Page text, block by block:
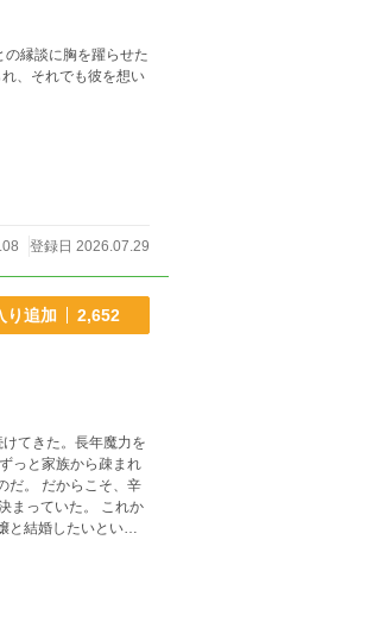
、それでも彼を想い
登録日 2026.07.29
り追加 2,652
てきた。長年魔力を
、辛
いた。 これか
と結婚したいという